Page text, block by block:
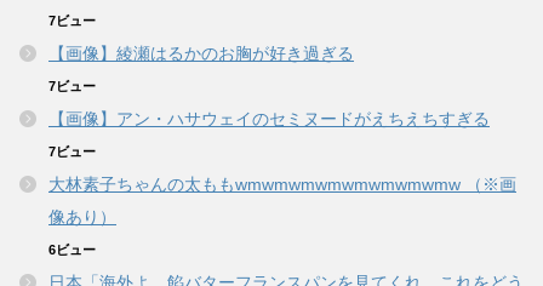
7ビュー
【画像】綾瀬はるかのお胸が好き過ぎる
7ビュー
【画像】アン・ハサウェイのセミヌードがえちえちすぎる
7ビュー
大林素子ちゃんの太ももwmwmwmwmwmwmwmwmw （※画
像あり）
6ビュー